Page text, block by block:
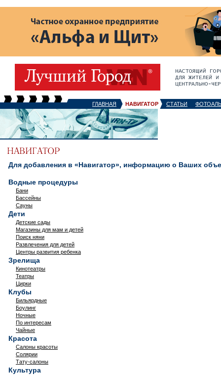
ГЛАВНАЯ НАВИГАТОР СТАТЬИ
Для добавления в «Навигатор», информацию о Ваших
Водные процедуры
Бани
Бассейны
Сауны
Дети
Детские сады
Магазины для мам и детей
Поиск няни
Развлечения для детей
Центры развития ребенка
Зрелища
Кинотеатры
Театры
Цирки
Клубы
Бильярдные
Боулинг
Ночные
По интересам
Чайные
Красота
Салоны красоты
Солярии
Тату-салоны
Культура